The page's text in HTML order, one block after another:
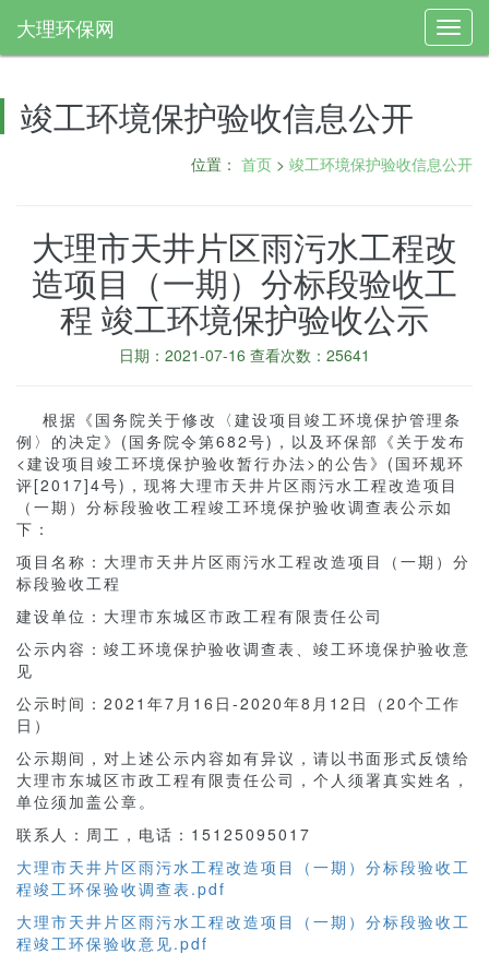
大理环保网
竣工环境保护验收信息公开
位置： 首页 > 竣工环境保护验收信息公开
大理市天井片区雨污水工程改
造项目（一期）分标段验收工
程 竣工环境保护验收公示
日期：2021-07-16 查看次数：25641
根据《国务院关于修改〈建设项目竣工环境保护管理条
例〉的决定》(国务院令第682号)，以及环保部《关于发布
<建设项目竣工环境保护验收暂行办法>的公告》(国环规环
评[2017]4号)，现将大理市天井片区雨污水工程改造项目
（一期）分标段验收工程竣工环境保护验收调查表公示如
下：
项目名称：大理市天井片区雨污水工程改造项目（一期）分
标段验收工程
建设单位：大理市东城区市政工程有限责任公司
公示内容：竣工环境保护验收调查表、竣工环境保护验收意
见
公示时间：2021年7月16日-2020年8月12日（20个工作
日）
公示期间，对上述公示内容如有异议，请以书面形式反馈给
大理市东城区市政工程有限责任公司，个人须署真实姓名，
单位须加盖公章。
联系人：周工，电话：15125095017
大理市天井片区雨污水工程改造项目（一期）分标段验收工
程竣工环保验收调查表.pdf
大理市天井片区雨污水工程改造项目（一期）分标段验收工
程竣工环保验收意见.pdf